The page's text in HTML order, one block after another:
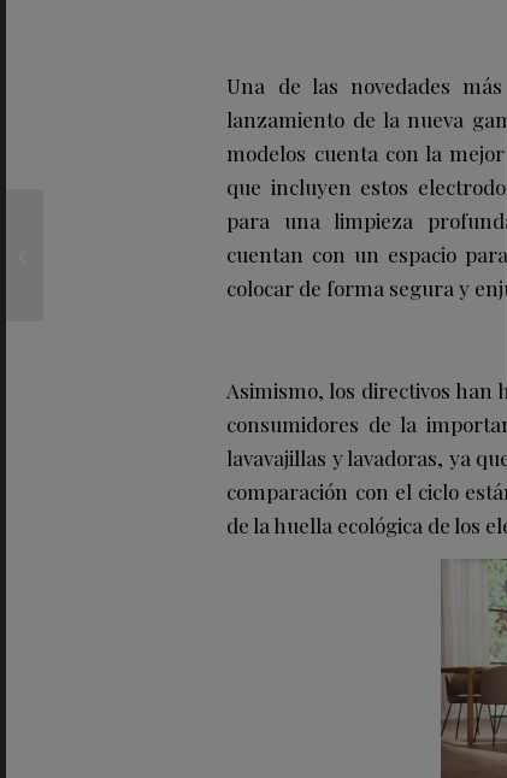
Una de las novedades
lanzamiento de la nueva
modelos cuenta con la
que incluyen estos
para una limpieza
cuentan con un espacio
colocar de forma segura y
Asimismo, los directivos han
consumidores de la
lavavajillas y lavadoras, ya
comparación con el ciclo
de la huella ecológica de los